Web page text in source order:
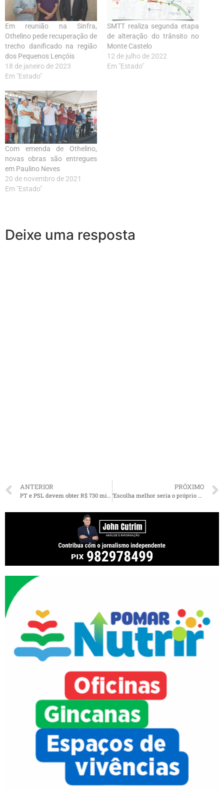
Em reunião na Sinfra,
Othelino pede recuperação de
trecho danificado na região
dos Pequenos Lençóis
18 de janeiro de 2023
Em "Estado"
SMTT realiza segunda etapa
de alteração do trânsito no
Monte Castelo
12 de julho de 2022
Em "Estado"
Com emenda de Othelino,
novas obras são entregues
em Paulino Neves
20 de novembro de 2021
Em "Estado"
Deixe uma resposta
ANTERIOR PRÓXIMO